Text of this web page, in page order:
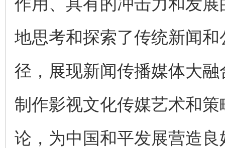
作用、具有的冲击力和发
地思考和探索了传统新闻
径，展现新闻传播媒体大
制作影视文化传媒艺术和
论，为中国和平发展营造